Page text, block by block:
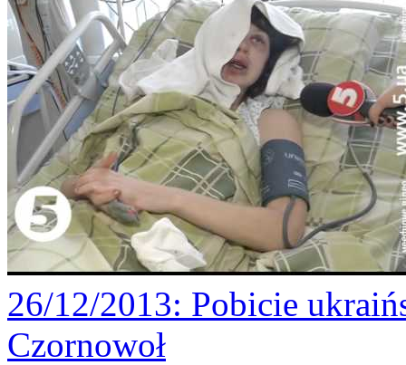
26/12/2013: Pobicie
Czornowoł